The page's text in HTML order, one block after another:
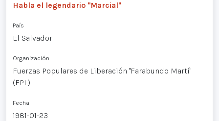
Habla el legendario "Marcial"
País
El Salvador
Organización
Fuerzas Populares de Liberación "Farabundo Martí"
(FPL)
Fecha
1981-01-23